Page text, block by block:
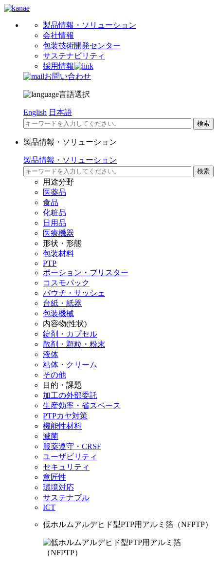
製品情報・ソリューション
会社情報
包装技術開発センター
サステナビリティ
採用情報
お問い合わせ
言語選択
English 日本語
製品情報・ソリューション
製品情報・ソリューション
用途分野
医薬品
食品
化粧品
日用品
医療機器
形状・形態
包装材料
PTP
ポーション・ブリスター
コスモパック
パウチ・サッシェ
台紙・紙器
包装機械
内容物(性状)
錠剤・カプセル
散剤・顆粒・粉末
液体
粘体・クリーム
その他
目的・課題
加工の外部委託
生産効率・省スペース
PTPカヤ対策
機能性材料
滅菌
服薬遵守・CRSF
ユーザビリティ
セキュリティ
意匠性
環境対応
サステナブル
ICT
低ホルムアルデヒド型PTP用アルミ箔（NFPTP）